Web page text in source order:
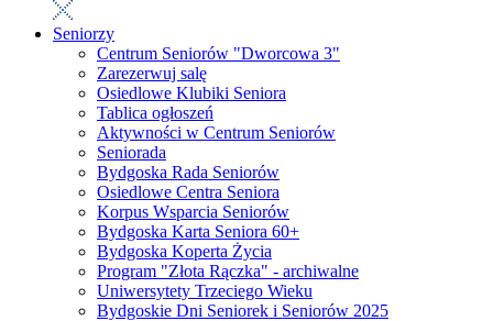
Seniorzy
Centrum Seniorów "Dworcowa 3"
Zarezerwuj salę
Osiedlowe Klubiki Seniora
Tablica ogłoszeń
Aktywności w Centrum Seniorów
Seniorada
Bydgoska Rada Seniorów
Osiedlowe Centra Seniora
Korpus Wsparcia Seniorów
Bydgoska Karta Seniora 60+
Bydgoska Koperta Życia
Program "Złota Rączka" - archiwalne
Uniwersytety Trzeciego Wieku
Bydgoskie Dni Seniorek i Seniorów 2025